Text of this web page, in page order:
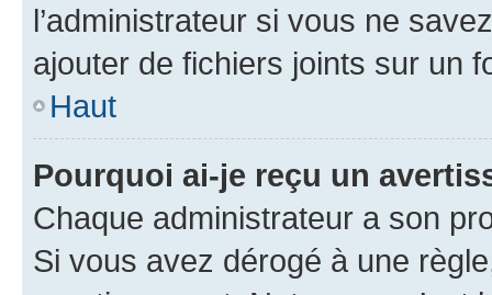
l’administrateur si vous ne
ajouter de fichiers joints sur un
Haut
Pourquoi ai-je reçu un
Chaque administrateur a son
Si vous avez dérogé à une